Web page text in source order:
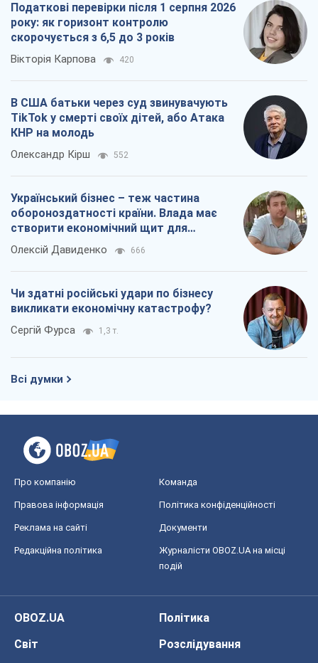
Податкові перевірки після 1 серпня 2026
року: як горизонт контролю
скорочується з 6,5 до 3 років
Вікторія Карпова 420
В США батьки через суд звинувачують
TikTok у смерті своїх дітей, або Атака
КНР на молодь
Олександр Кірш 552
Український бізнес – теж частина
обороноздатності країни. Влада має
створити економічний щит для
компаній
Олексій Давиденко 666
Чи здатні російські удари по бізнесу
викликати економічну катастрофу?
Сергій Фурса 1,3 т.
Всі думки
Про компанію Команда
Правова інформація Політика конфіденційності
Реклама на сайті Документи
Редакційна політика
Журналісти OBOZ.UA на місці
подій
OBOZ.UA
Політика
Світ
Розслідування